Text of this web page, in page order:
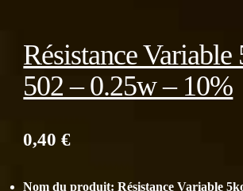
Résistance
502 – 0.25w – 10%
0,40€
Nom du produit: Résistance Variable